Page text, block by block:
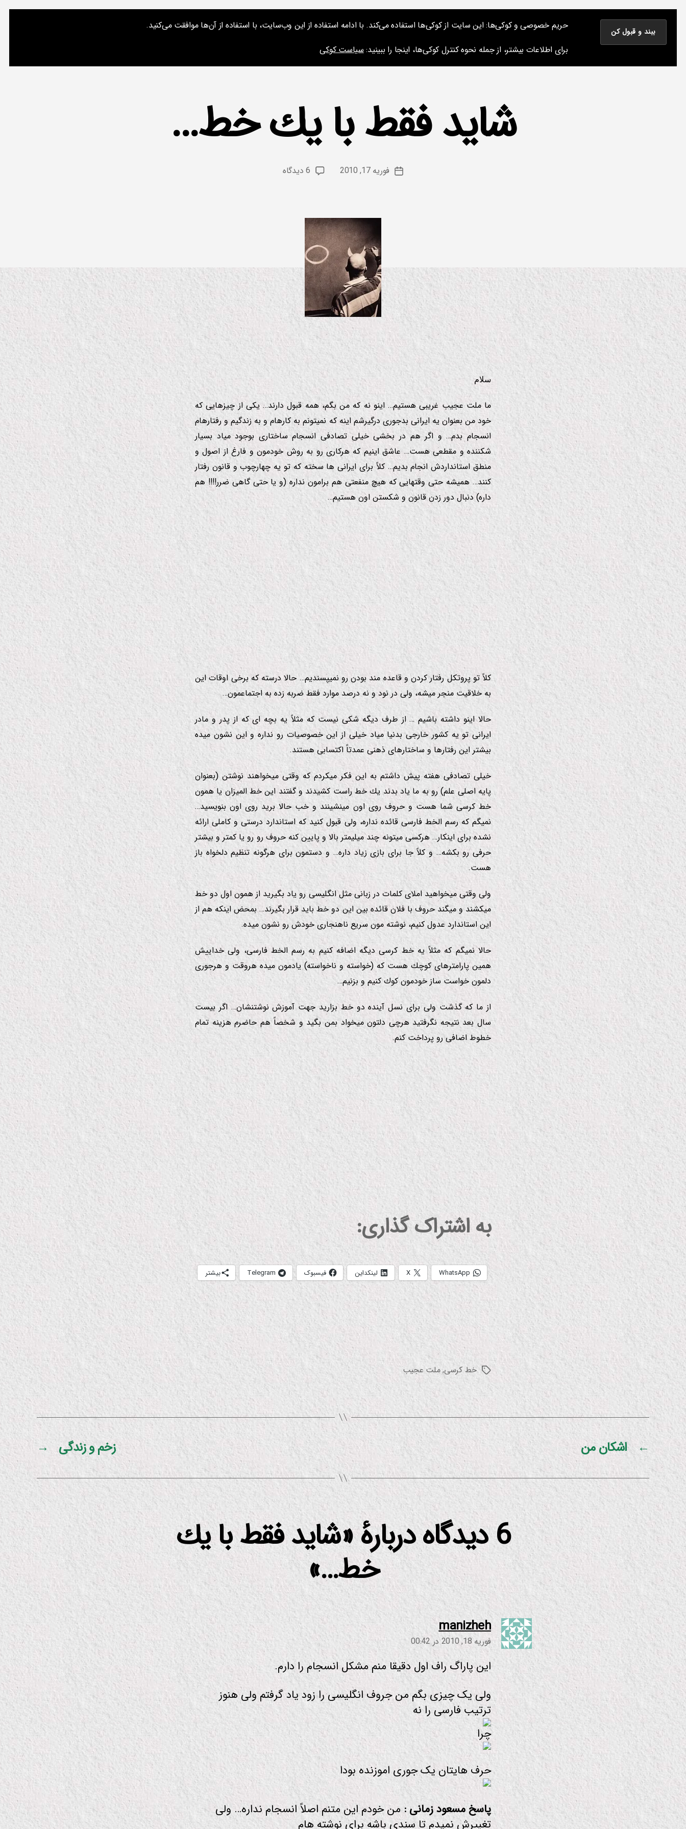
نوشته های پراکنده یک مسعود
نوشته‌های من درباره سینما، موسیقی و کتاب و چیزهای دیگر
ارائه‌ها و نشست‌های من تماس با من
شاید فقط با یك خط…
نویسنده
نوشته
از
م
ع
تاریخفوریه 17, 2010 6 دیدگاه
برای
سلام
ما ملت عجیب غریبی هستیم… اینو نه كه من بگم، همه قبول دارند… یكی از چیزهایی كه
خود من بعنوان یه ایرانی بدجوری درگیرشم اینه كه نمیتونم به كارهام و به زندگیم و رفتارهام
انسجام بدم… و اگر هم در بخشی خیلی تصادفی انسجام ساختاری بوجود میاد بسیار
شكننده و مقطعی هست… عاشق اینیم كه هركاری رو به روش خودمون و فارغ از اصول و
منطق استانداردش انجام بدیم… كلاً برای ایرانی ها سخته كه تو یه چهارچوب و قانون رفتار
كنند… همیشه حتی وقتهایی كه هیچ منفعتی هم برامون نداره(و یا حتی گاهی ضرر!!!! هم
داره)دنبال دور زدن قانون و شكستن اون هستیم…
كلاً تو پروتكل رفتار كردن و قاعده مند بودن رو نمیپسندیم… حالا درسته كه برخی اوقات این
به خلاقیت منجر میشه، ولی در نود و نه درصد موارد فقط ضربه زده به اجتماعمون…
حالا اینو داشته باشیم … از طرف دیگه شكی نیست كه مثلاً یه بچه ای كه از پدر و مادر
ایرانی تو یه كشور خارجی بدنیا میاد خیلی از این خصوصیات رو نداره و این نشون میده
بیشتر این رفتارها و ساختارهای ذهنی عمدتاً اكتسابی هستند.
خیلی تصادفی هفته پیش داشتم به این فكر میكردم كه وقتی میخواهند نوشتن (بعنوان
پایه اصلی علم) رو به ما یاد بدند یك خط راست كشیدند و گفتند این خط المیزان یا همون
خط كرسی شما هست و حروف روی اون مینشینند و خب حالا برید روی اون بنویسید…
نمیگم كهرسم الخط فارسیقائده نداره، ولی قبول كنید كه استاندارد درستی و كاملی ارائه
نشده برای اینكار… هركسی میتونه چند میلیمتر بالا و پایین كنه حروف رو رو یا كمتر و بیشتر
حرفی رو بكشه… و كلاً جا برای بازی زیاد داره… و دستمون برای هرگونه تنظیم دلخواه باز
هست.
ولی وقتی میخواهید املای كلمات در زبانی مثل انگلیسی رو یاد بگیرید از همون اول دو خط
میكشند و میگند حروف با فلان قائده بین این دو خط باید قرار بگیرند… بمحض اینكه هم از
این استاندارد عدول كنیم، نوشته مون سریع ناهنجاری خودش رو نشون میده.
حالا نمیگم كه مثلاً یه خط كرسی دیگه اضافه كنیم به رسم الخط فارسی، ولی خداییش
همین پارامترهای كوچك هست كه (خواسته و ناخواسته) یادمون میده هروقت و هرجوری
دلمون خواست ساز خودمون كوك كنیم و بزنیم…
از ما كه گذشت ولی برای نسل آینده دو خط بزارید جهت آموزش نوشتنشان… اگر بیست
سال بعد نتیجه نگرفتید هرچی دلتون میخواد بمن بگید و شخصاً هم حاضرم هزینه تمام
خطوط اضافی رو پرداخت كنم.
به اشتراک گذاری:
WhatsApp
X لینکداین فیسبوک Telegram بیشتر
برچسب‌ها
خط کرسی,ملت عجیب
← اشکان من → زخم و زندگی
6 دیدگاه دربارهٔ «شاید فقط با یك
خط…»
manizheh
:
فوریه 18, 2010 در 00:42
این پاراگ راف اول دقیقا منم مشکل انسجام را دارم.
ولی یک چیزی بگم من جروف انگلیسی را زود یاد گرفتم ولی هنوز
ترتیب فارسی را نه
چرا
حرف هایتان یک جوری اموزنده بودا
پاسخ مسعود زمانی : من خودم این متنم اصلاً انسجام نداره… ولی
تغییرش نمیدم تا سندی باشه برای نوشته هام
حریم خصوصی و کوکی‌ها: این سایت از کوکی‌ها استفاده می‌کند. با ادامه استفاده از این وب‌سایت، با استفاده از آن‌ها موافقت می‌کنید.
برای اطلاعات بیشتر، از جمله نحوه کنترل کوکی‌ها، اینجا را ببینید:سیاست کوکی